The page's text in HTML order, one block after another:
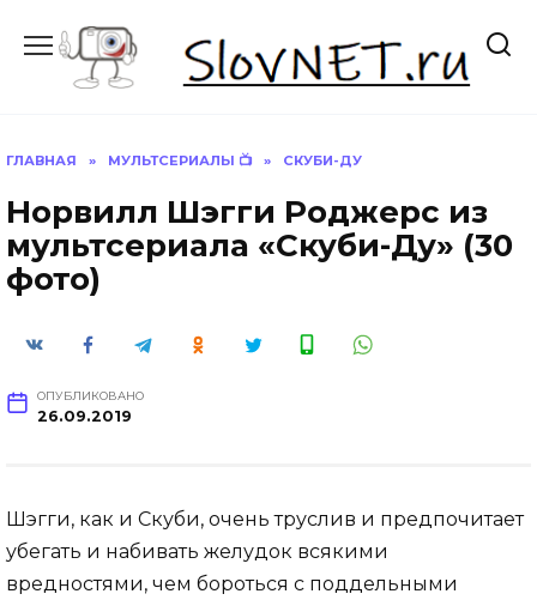
содержанию
ГЛАВНАЯ » МУЛЬТСЕРИАЛЫ 📺 » СКУБИ-ДУ
Норвилл Шэгги Роджерс из
мультсериала «Скуби-Ду» (30
фото)
ОПУБЛИКОВАНО
26.09.2019
Шэгги, как и Скуби, очень труслив и предпочитает
убегать и набивать желудок всякими
вредностями, чем бороться с поддельными